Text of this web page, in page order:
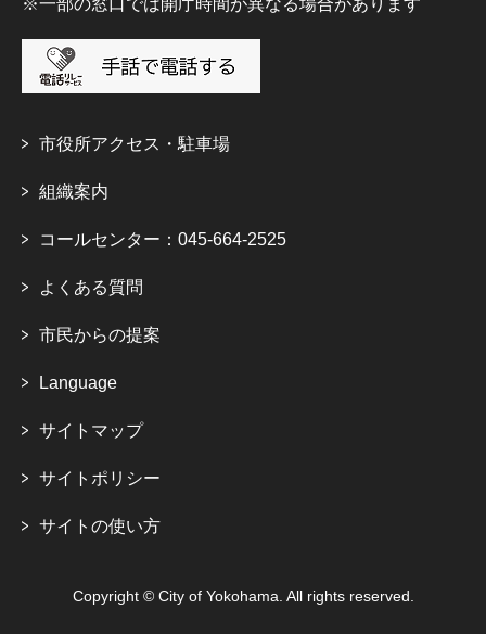
市役所アクセス・駐車場
組織案内
コールセンター：045-664-2525
よくある質問
市民からの提案
Language
サイトマップ
サイトポリシー
サイトの使い方
Copyright © City of Yokohama. All rights reserved.